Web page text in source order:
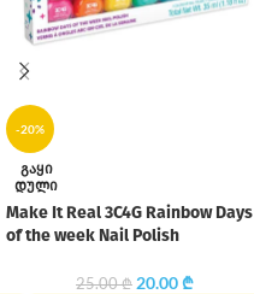
-20%
ᲒᲐᲧᲘ
ᲓᲣᲚᲘ
Make It Real 3C4G Rainbow Days
of the week Nail Polish
25.00₾ 20.00₾